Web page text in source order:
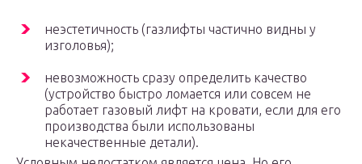
неэстетичность (газлифты частично видны у
изголовья);
невозможность сразу определить качество
(устройство быстро ломается или совсем не
работает газовый лифт на кровати, если для его
производства были использованы
некачественные детали).